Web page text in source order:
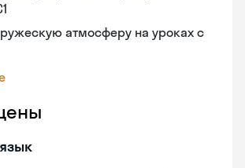
атмосферу на уроках с